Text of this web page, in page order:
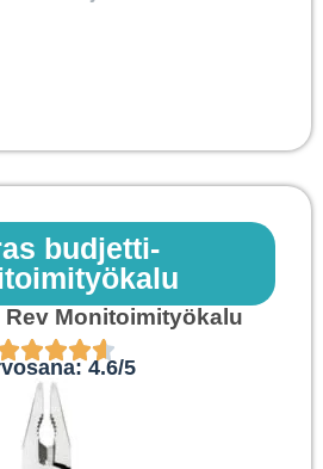
budjetti-
Rev Monitoimityökalu
4.6/5